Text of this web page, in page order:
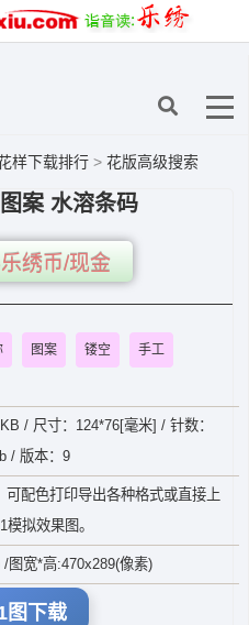
样下载排行 > 花版高级搜索
案 水溶条码
绣币/现金
图案 镂空 手工
/ 尺寸：124*76[毫米] / 针数：
/ 版本：9
配色打印导出各种格式或直接上
拟效果图。
图宽*高:470x289(像素)
图下载